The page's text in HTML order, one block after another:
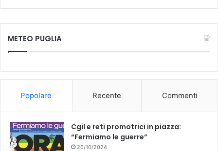
Tube
METEO PUGLIA
Popolare Recente Commenti
Cgil e reti promotrici in piazza:
“Fermiamo le guerre”
26/10/2024